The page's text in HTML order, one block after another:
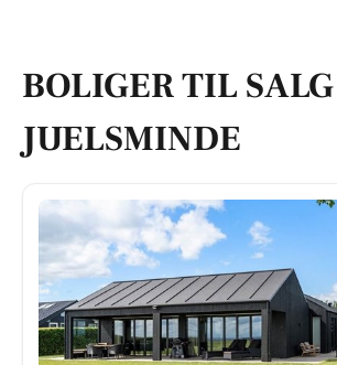
BOLIGER TIL
JUELSMINDE